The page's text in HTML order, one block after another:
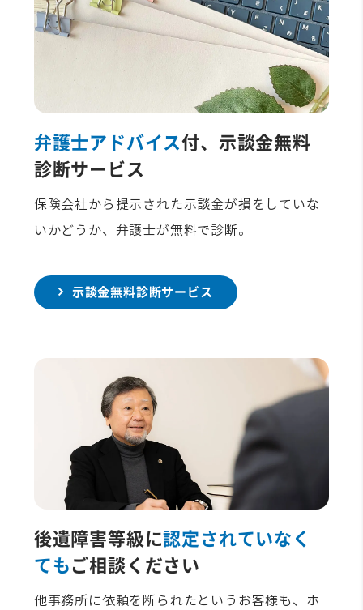
弁護士アドバイス付、示談金無料
診断サービス
保険会社から提示された示談金が損をしていな
いかどうか、弁護士が無料で診断。
示談金無料診断サービス
後遺障害等級に認定されていなく
てもご相談ください
他事務所に依頼を断られたというお客様も、ホ